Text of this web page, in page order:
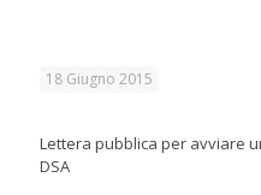
18 Giugno 2015
Lettera pubblica per avviare
DSA